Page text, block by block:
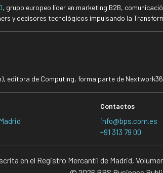
, grupo europeo líder en marketing B2B,
y decisores tecnológicos impulsando la
editora de Computing, forma parte de
Contactos
info@bps.com.es
+91 313 79 00
en el Registro Mercantil de Madrid,